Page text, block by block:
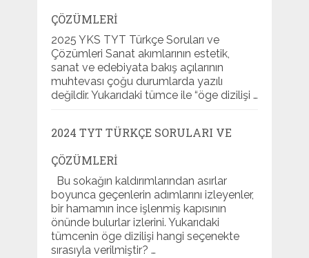
ÇÖZÜMLERI
2025 YKS TYT Türkçe Soruları ve
Çözümleri Sanat akımlarının estetik,
sanat ve edebiyata bakış açılarının
muhtevası çoğu durumlarda yazılı
değildir. Yukarıdaki tümce ile “öge dizilişi …
2024 TYT TÜRKÇE SORULARI VE
ÇÖZÜMLERI
Bu sokağın kaldırımlarından asırlar
boyunca geçenlerin adımlarını izleyenler,
bir hamamın ince işlenmiş kapısının
önünde bulurlar izlerini. Yukarıdaki
tümcenin öge dizilişi hangi seçenekte
sırasıyla verilmiştir? …